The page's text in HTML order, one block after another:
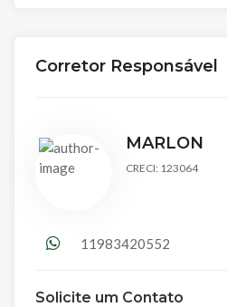
Corretor Responsável
MARLON
CRECI: 123064
11983420552
Solicite um Contato